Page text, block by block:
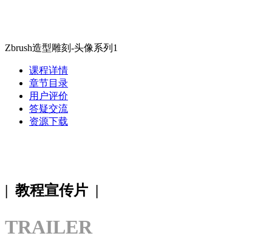
Zbrush造型雕刻-头像系列1
课程详情
章节目录
用户评价
答疑交流
资源下载
| 教程宣传片 |
TRAILER